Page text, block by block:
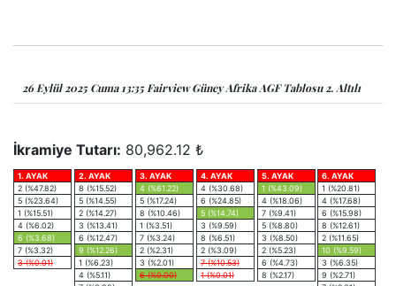
26 Eylül 2025 Cuma 13:35 Fairview Güney Afrika AGF Tablosu 2. Altılı
İkramiye Tutarı: 80,962.12 ₺
1. AYAK
2 (%47.82)
5 (%23.64)
1 (%15.51)
4 (%6.02)
6 (%3.68)
7 (%3.32)
3 (%0.01)
2. AYAK
8 (%15.52)
5 (%14.55)
2 (%14.27)
3 (%13.41)
6 (%12.47)
9 (%12.26)
1 (%6.23)
4 (%5.11)
3. AYAK
4 (%61.22)
5 (%17.24)
8 (%10.46)
1 (%3.51)
7 (%3.24)
2 (%2.31)
3 (%2.01)
6 (%0.00)
4. AYAK
4 (%30.68)
6 (%24.85)
5 (%14.74)
3 (%9.59)
8 (%6.51)
2 (%3.09)
7 (%10.53)
1 (%0.01)
5. AYAK
1 (%43.09)
4 (%18.06)
7 (%9.41)
5 (%8.80)
3 (%8.50)
2 (%5.23)
6 (%4.73)
8 (%2.17)
6. AYAK
1 (%20.81)
4 (%17.68)
6 (%15.98)
8 (%12.61)
2 (%11.65)
10 (%9.59)
3 (%6.35)
9 (%2.71)